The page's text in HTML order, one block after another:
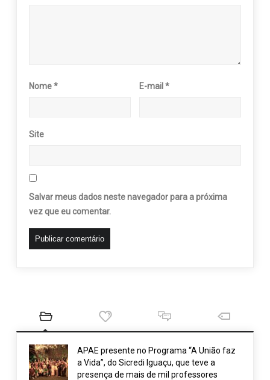
Nome* E-mail*
Site
Salvar meus dados neste navegador para a próxima
vez que eu comentar.
APAE presente no Programa “A União faz
a Vida”, do Sicredi Iguaçu, que teve a
presença de mais de mil professores